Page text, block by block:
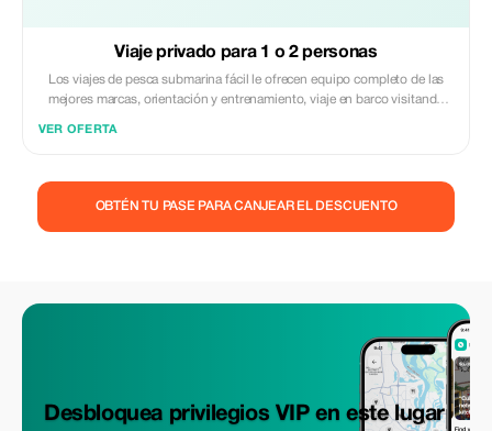
Viaje privado para 1 o 2 personas
Los viajes de pesca submarina fácil le ofrecen equipo completo de las
mejores marcas, orientación y entrenamiento, viaje en barco visitando
VER OFERTA
OBTÉN TU PASE PARA CANJEAR EL DESCUENTO
Desbloquea privilegios VIP en este lugar